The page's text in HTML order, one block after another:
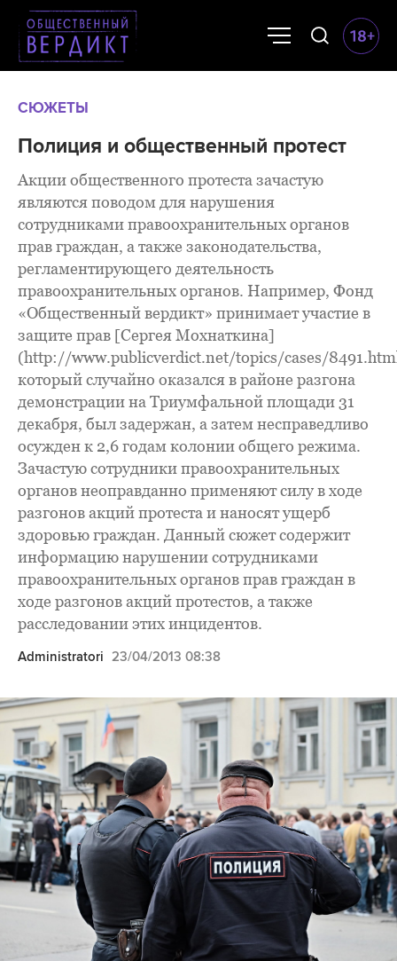
СЮЖЕТЫ
Полиция и общественный протест
Administratori 23/04/2013 08:38
Акции общественного протеста зачастую
являются поводом для нарушения
сотрудниками правоохранительных органов
прав граждан, а также законодательства,
регламентирующего деятельность
правоохранительных органов. Например, Фонд
«Общественный вердикт» принимает участие в
защите прав [Сергея Мохнаткина]
(http://www.publicverdict.net/topics/cases/
который случайно оказался в районе разгона
демонстрации на Триумфальной площади 31
декабря, был задержан, а затем несправедливо
осужден к 2,6 годам колонии общего режима.
Зачастую сотрудники правоохранительных
органов неоправданно применяют силу в ходе
разгонов акций протеста и наносят ущерб
здоровью граждан. Данный сюжет содержит
информацию нарушении сотрудниками
правоохранительных органов прав граждан в
ходе разгонов акций протестов, а также
расследовании этих инцидентов.